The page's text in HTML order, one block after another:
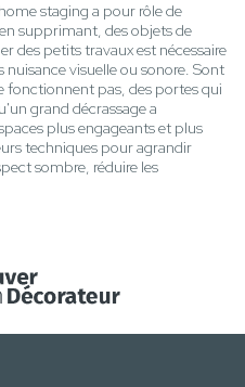
staging a pour rôle de
supprimant, des objets de
des petits travaux est nécessaire
nuisance visuelle ou sonore. Sont
fonctionnent pas, des portes qui
grand décrassage a
plus engageants et plus
techniques pour agrandir
sombre, réduire les